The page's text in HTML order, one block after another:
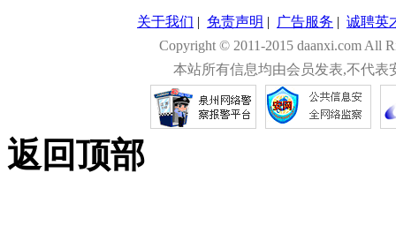
关于我们 | 免责声明 | 广告服务 | 诚聘英
Copyright © 2011-2015 daanxi.com All
本站所有信息均由会员发表,不代
返回顶部